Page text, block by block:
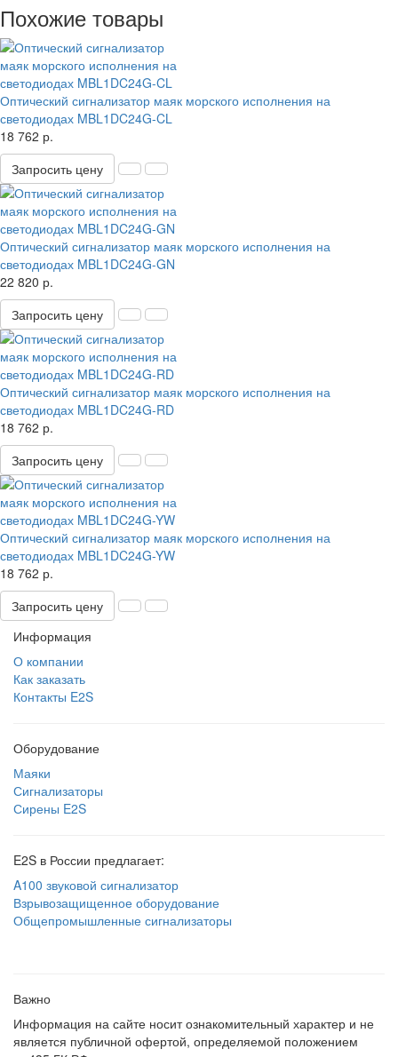
Похожие товары
Оптический сигнализатор маяк морского исполнения на
светодиодах MBL1DC24G-CL
18 762 р.
Запросить цену
Оптический сигнализатор маяк морского исполнения на
светодиодах MBL1DC24G-GN
22 820 р.
Запросить цену
Оптический сигнализатор маяк морского исполнения на
светодиодах MBL1DC24G-RD
18 762 р.
Запросить цену
Оптический сигнализатор маяк морского исполнения на
светодиодах MBL1DC24G-YW
18 762 р.
Запросить цену
Информация
О компании
Как заказать
Контакты E2S
Оборудование
Маяки
Сигнализаторы
Сирены E2S
E2S в России предлагает:
A100 звуковой сигнализатор
Взрывозащищенное оборудование
Общепромышленные сигнализаторы
Важно
Информация на сайте носит ознакомительный характер и не
является публичной офертой, определяемой положением